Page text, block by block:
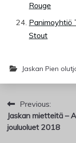
Rouge
Panimoyhtiö
Stout
Jaskan Pien
Artikkelien
selaus
Previous:
Jaskan mietteitä –
jouluoluet 2018